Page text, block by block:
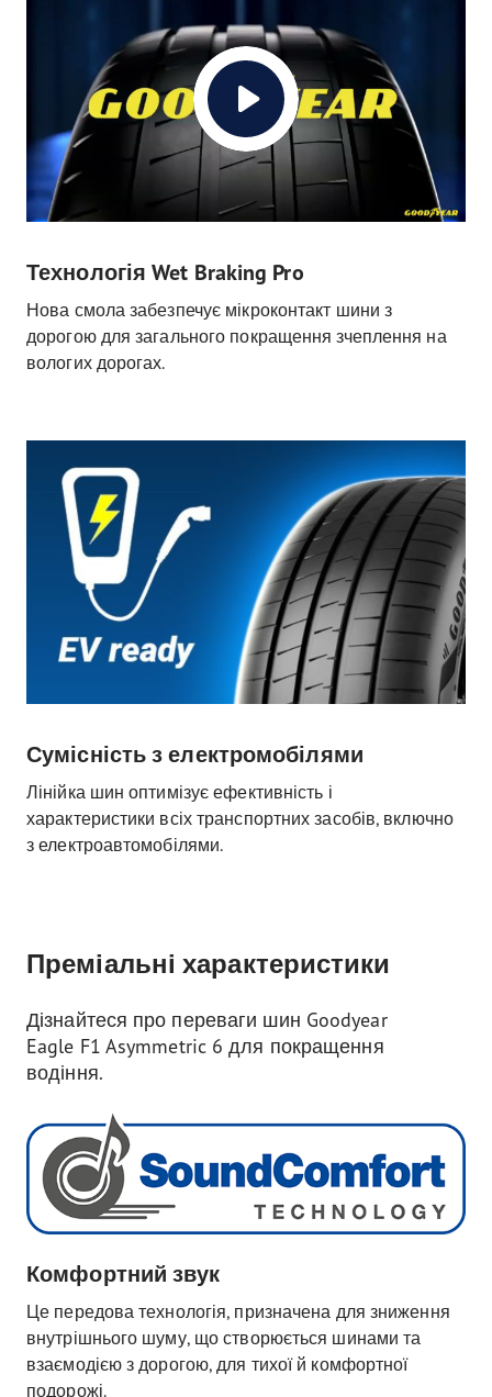
Технологія Wet Braking Pro
Нова смола забезпечує мікроконтакт шини з
дорогою для загального покращення зчеплення на
вологих дорогах.
Сумісність з електромобілями
Лінійка шин оптимізує ефективність і
характеристики всіх транспортних засобів, включно
з електроавтомобілями.
Преміальні характеристики
Дізнайтеся про переваги шин Goodyear
Eagle F1 Asymmetric 6 для покращення
водіння.
Комфортний звук
Це передова технологія, призначена для зниження
внутрішнього шуму, що створюється шинами та
взаємодією з дорогою, для тихої й комфортної
подорожі.